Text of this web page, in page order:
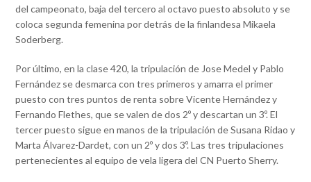
del campeonato, baja del tercero al octavo puesto absoluto y se
coloca segunda femenina por detrás de la finlandesa Mikaela
Soderberg.
Por último, en la clase 420, la tripulación de Jose Medel y Pablo
Fernández se desmarca con tres primeros y amarra el primer
puesto con tres puntos de renta sobre Vicente Hernández y
Fernando Flethes, que se valen de dos 2º y descartan un 3º. El
tercer puesto sigue en manos de la tripulación de Susana Ridao y
Marta Álvarez-Dardet, con un 2º y dos 3º. Las tres tripulaciones
pertenecientes al equipo de vela ligera del CN Puerto Sherry.